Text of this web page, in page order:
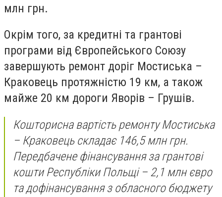
млн грн.
Окрім того, за кредитні та грантові
програми від Європейського Союзу
завершують ремонт доріг Мостиська –
Краковець протяжністю 19 км, а також
майже 20 км дороги Яворів – Грушів.
Кошторисна вартість ремонту Мостиська
– Краковець складає 146,5 млн грн.
Передбачене фінансування за грантові
кошти Республіки Польщі – 2,1 млн євро
та дофінансування з обласного бюджету